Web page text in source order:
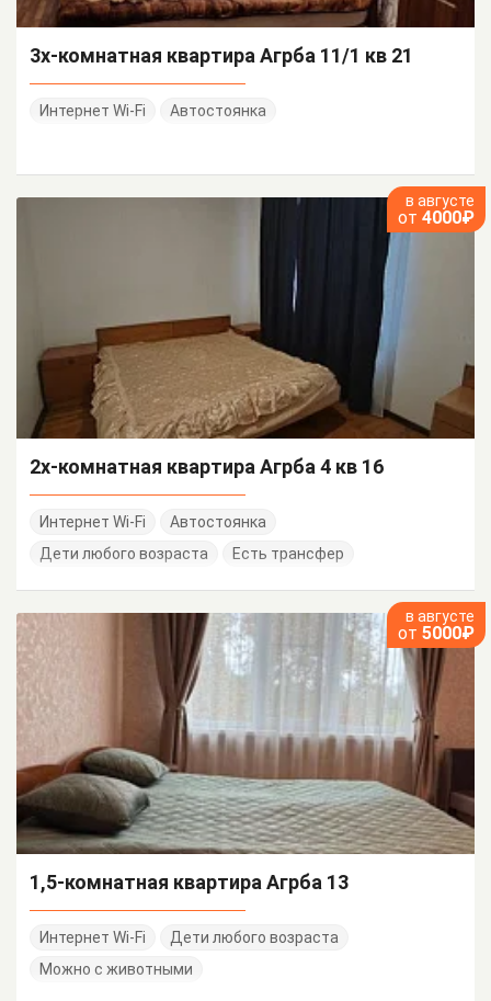
3х-комнатная квартира Агрба 11/1 кв 21
Интернет Wi-Fi Автостоянка
в августе
от 4000₽
2х-комнатная квартира Агрба 4 кв 16
Интернет Wi-Fi
Автостоянка
Дети любого возраста
Есть трансфер
в августе
от 5000₽
1,5-комнатная квартира Агрба 13
Интернет Wi-Fi
Дети любого возраста
Можно с животными